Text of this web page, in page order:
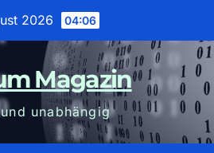
2026 04:06
Magazin
unabhängig